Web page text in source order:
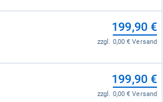
199,90 €
zzgl. 0,00 € Versand
199,90 €
zzgl. 0,00 € Versand